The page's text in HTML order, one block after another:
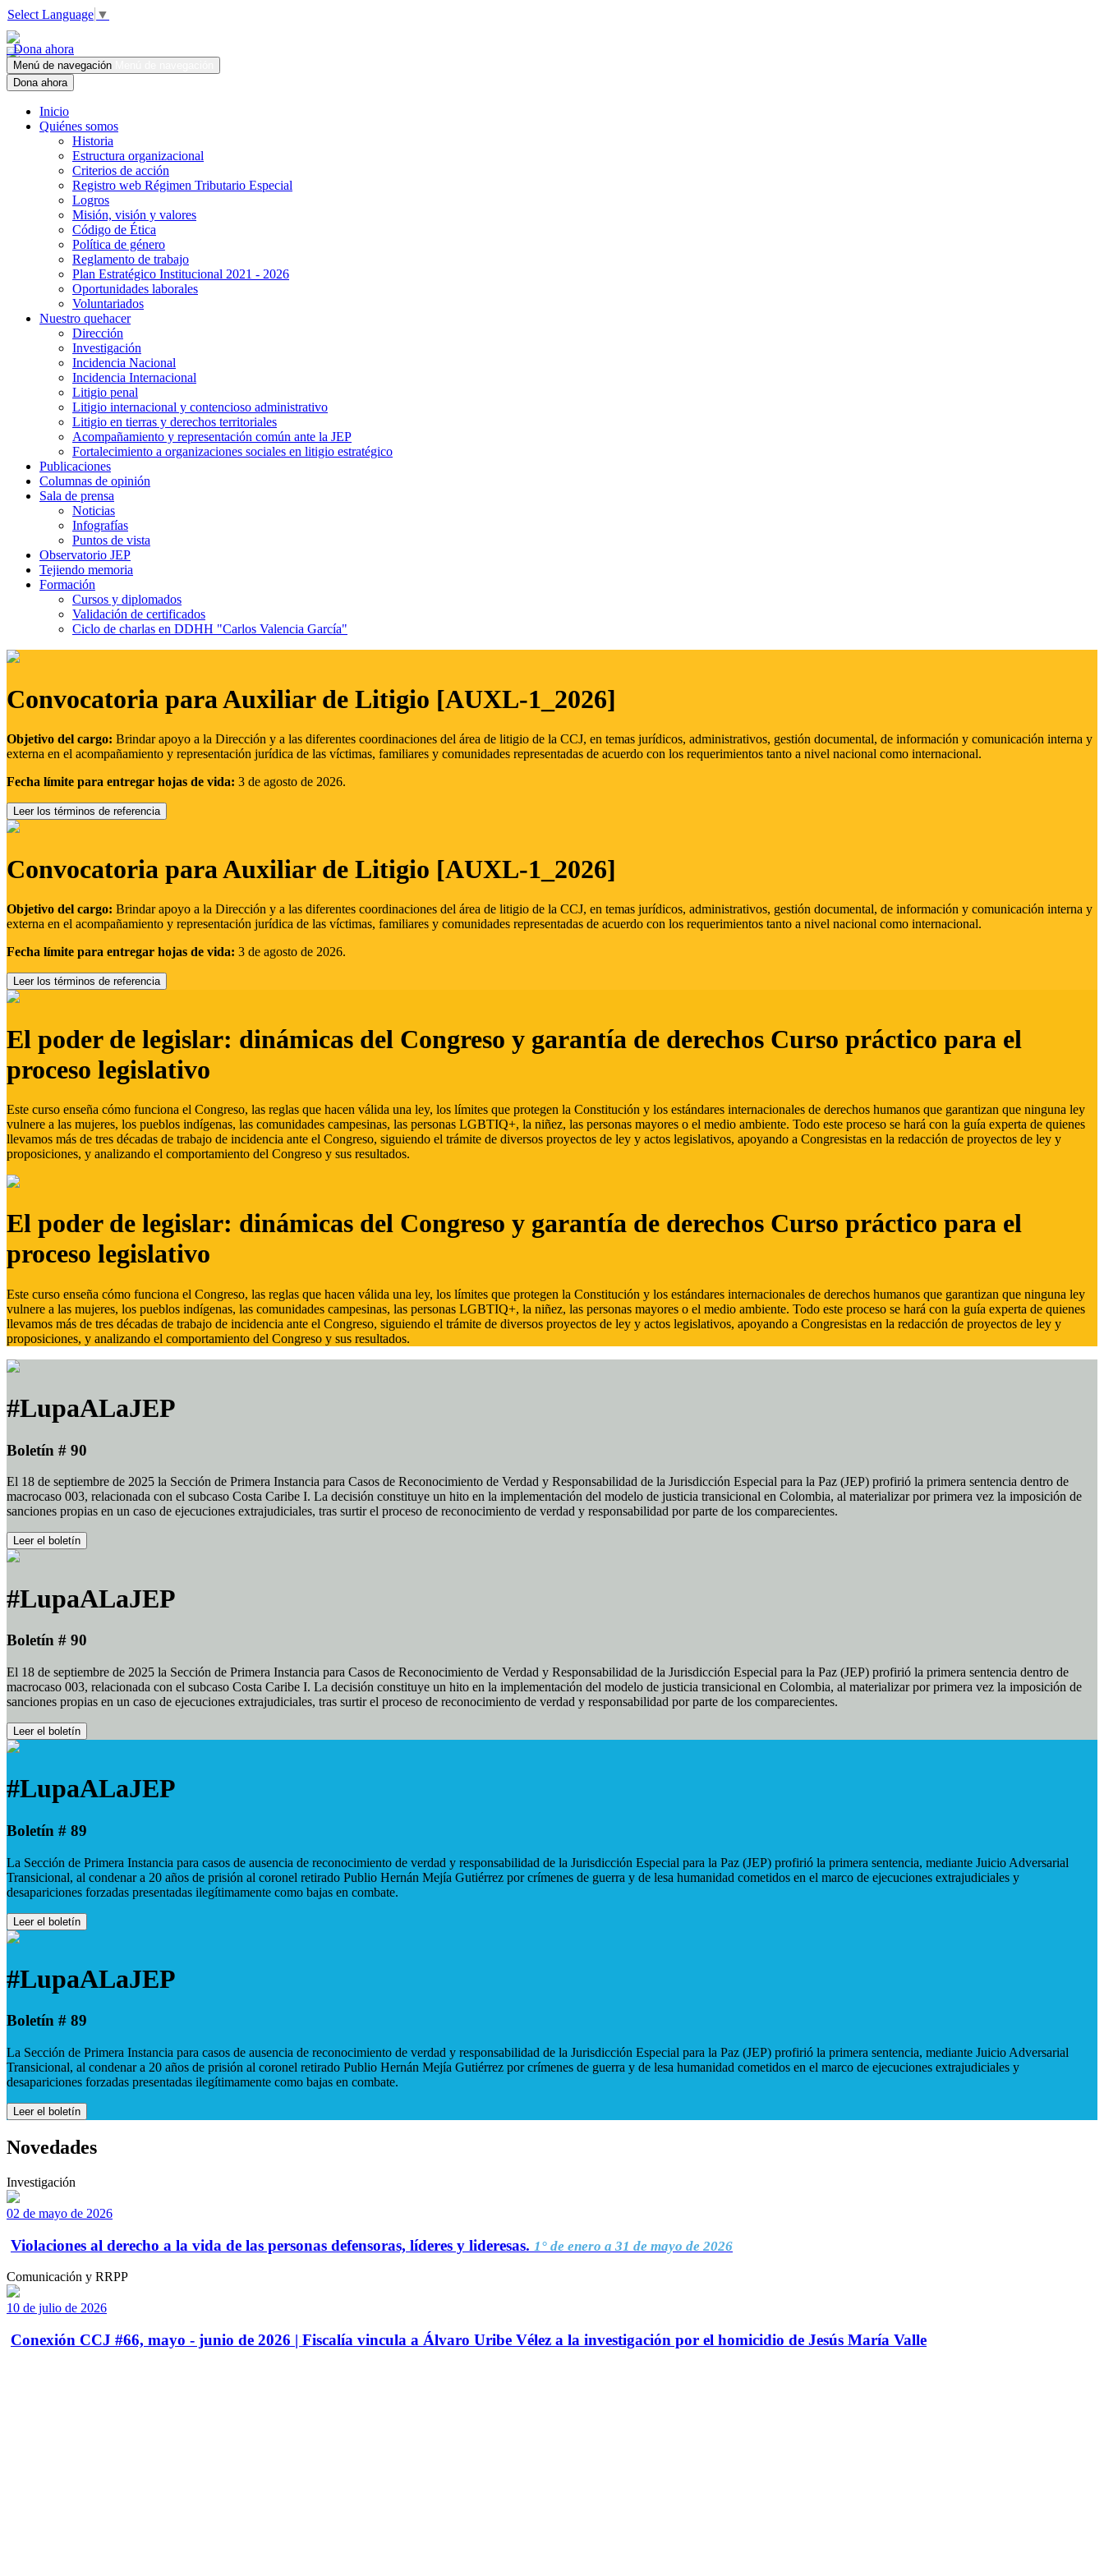
Select Language ▼
Dona ahora
Menú de navegación
Dona ahora
Inicio
Quiénes somos
Historia
Estructura organizacional
Criterios de acción
Registro web Régimen Tributario Especial
Logros
Misión, visión y valores
Código de Ética
Política de género
Reglamento de trabajo
Plan Estratégico Institucional 2021 - 2026
Oportunidades laborales
Voluntariados
Nuestro quehacer
Dirección
Investigación
Incidencia Nacional
Incidencia Internacional
Litigio penal
Litigio internacional y contencioso administrativo
Litigio en tierras y derechos territoriales
Acompañamiento y representación común ante la JEP
Fortalecimiento a organizaciones sociales en litigio estratégico
Publicaciones
Columnas de opinión
Sala de prensa
Noticias
Infografías
Puntos de vista
Observatorio JEP
Tejiendo memoria
Formación
Cursos y diplomados
Validación de certificados
Ciclo de charlas en DDHH "Carlos Valencia García"
Convocatoria para Auxiliar de Litigio [AUXL-1_2026]
Objetivo del cargo: Brindar apoyo a la Dirección y a las diferentes coordinaciones del área de litigio de la CCJ, en temas jurídicos, administrativos, gestión documental, de información y comunicación interna y
externa en el acompañamiento y representación jurídica de las víctimas, familiares y comunidades representadas de acuerdo con los requerimientos tanto a nivel nacional como internacional.
Fecha límite para entregar hojas de vida: 3 de agosto de 2026.
Leer los términos de referencia
Convocatoria para Auxiliar de Litigio [AUXL-1_2026]
Objetivo del cargo: Brindar apoyo a la Dirección y a las diferentes coordinaciones del área de litigio de la CCJ, en temas jurídicos, administrativos, gestión documental, de información y comunicación interna y
externa en el acompañamiento y representación jurídica de las víctimas, familiares y comunidades representadas de acuerdo con los requerimientos tanto a nivel nacional como internacional.
Fecha límite para entregar hojas de vida: 3 de agosto de 2026.
Leer los términos de referencia
El poder de legislar: dinámicas del Congreso y garantía de derechos Curso práctico para el
proceso legislativo
Este curso enseña cómo funciona el Congreso, las reglas que hacen válida una ley, los límites que protegen la Constitución y los estándares internacionales de derechos humanos que garantizan que ninguna ley
vulnere a las mujeres, los pueblos indígenas, las comunidades campesinas, las personas LGBTIQ+, la niñez, las personas mayores o el medio ambiente. Todo este proceso se hará con la guía experta de quienes
llevamos más de tres décadas de trabajo de incidencia ante el Congreso, siguiendo el trámite de diversos proyectos de ley y actos legislativos, apoyando a Congresistas en la redacción de proyectos de ley y
proposiciones, y analizando el comportamiento del Congreso y sus resultados.
El poder de legislar: dinámicas del Congreso y garantía de derechos Curso práctico para el
proceso legislativo
Este curso enseña cómo funciona el Congreso, las reglas que hacen válida una ley, los límites que protegen la Constitución y los estándares internacionales de derechos humanos que garantizan que ninguna ley
vulnere a las mujeres, los pueblos indígenas, las comunidades campesinas, las personas LGBTIQ+, la niñez, las personas mayores o el medio ambiente. Todo este proceso se hará con la guía experta de quienes
llevamos más de tres décadas de trabajo de incidencia ante el Congreso, siguiendo el trámite de diversos proyectos de ley y actos legislativos, apoyando a Congresistas en la redacción de proyectos de ley y
proposiciones, y analizando el comportamiento del Congreso y sus resultados.
#LupaALaJEP
Boletín # 90
El 18 de septiembre de 2025 la Sección de Primera Instancia para Casos de Reconocimiento de Verdad y Responsabilidad de la Jurisdicción Especial para la Paz (JEP) profirió la primera sentencia dentro de
macrocaso 003, relacionada con el subcaso Costa Caribe I. La decisión constituye un hito en la implementación del modelo de justicia transicional en Colombia, al materializar por primera vez la imposición de
sanciones propias en un caso de ejecuciones extrajudiciales, tras surtir el proceso de reconocimiento de verdad y responsabilidad por parte de los comparecientes.
Leer el boletín
#LupaALaJEP
Boletín # 90
El 18 de septiembre de 2025 la Sección de Primera Instancia para Casos de Reconocimiento de Verdad y Responsabilidad de la Jurisdicción Especial para la Paz (JEP) profirió la primera sentencia dentro de
macrocaso 003, relacionada con el subcaso Costa Caribe I. La decisión constituye un hito en la implementación del modelo de justicia transicional en Colombia, al materializar por primera vez la imposición de
sanciones propias en un caso de ejecuciones extrajudiciales, tras surtir el proceso de reconocimiento de verdad y responsabilidad por parte de los comparecientes.
Leer el boletín
#LupaALaJEP
Boletín # 89
La Sección de Primera Instancia para casos de ausencia de reconocimiento de verdad y responsabilidad de la Jurisdicción Especial para la Paz (JEP) profirió la primera sentencia, mediante Juicio Adversarial
Transicional, al condenar a 20 años de prisión al coronel retirado Publio Hernán Mejía Gutiérrez por crímenes de guerra y de lesa humanidad cometidos en el marco de ejecuciones extrajudiciales y
desapariciones forzadas presentadas ilegítimamente como bajas en combate.
Leer el boletín
#LupaALaJEP
Boletín # 89
La Sección de Primera Instancia para casos de ausencia de reconocimiento de verdad y responsabilidad de la Jurisdicción Especial para la Paz (JEP) profirió la primera sentencia, mediante Juicio Adversarial
Transicional, al condenar a 20 años de prisión al coronel retirado Publio Hernán Mejía Gutiérrez por crímenes de guerra y de lesa humanidad cometidos en el marco de ejecuciones extrajudiciales y
desapariciones forzadas presentadas ilegítimamente como bajas en combate.
Leer el boletín
Novedades
Investigación
02 de mayo de 2026
Violaciones al derecho a la vida de las personas defensoras, líderes y lideresas. 1° de enero a 31 de mayo de 2026
Comunicación y RRPP
10 de julio de 2026
Conexión CCJ #66, mayo - junio de 2026 | Fiscalía vincula a Álvaro Uribe Vélez a la investigación por el homicidio de Jesús María Valle